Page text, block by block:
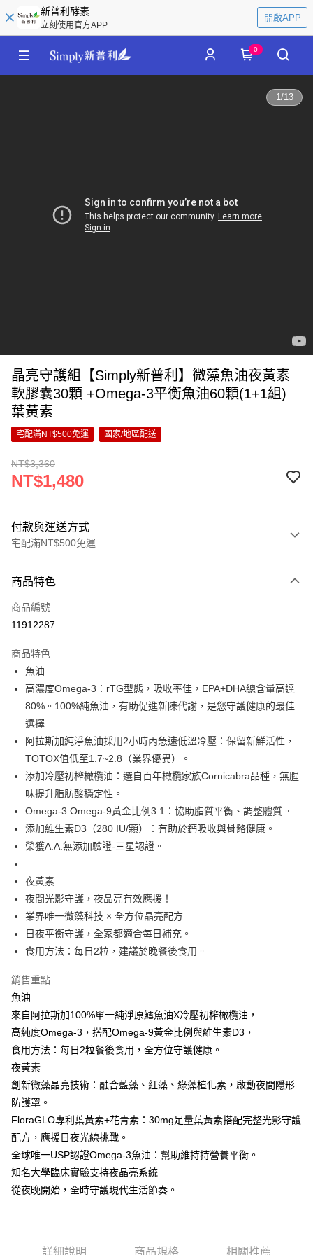
新普利酵素
立刻使用官方APP
開啟APP
0
1/13
晶亮守護組【Simply新普利】微藻魚油夜黃素
軟膠囊30顆 +Omega-3平衡魚油60顆(1+1組)
葉黃素
宅配滿NT$500免運 國家/地區配送
NT$3,360
NT$1,480
付款與運送方式
宅配滿NT$500免運
信用卡一次付款
超商取貨付款
Apple Pay
街口支付
悠遊付
Google Pay
大哥付你分期
相關說明
【大哥付你分期使用說明】
1.本服務由台灣大哥大提供，台灣大哥大用戶可立即使用無須另外申請。
2.付款方式選擇「大哥付你分期」，訂單成立後會自動跳轉到大哥付的交易
流程，驗證手機門號後，選擇欲分期的期數、繳款截止日，確認付款後即完
3.實際核准額度、可分期數及費用金額請依後續交易確認頁面所載為準。
4.訂單成立30分鐘內，如未前往確認交易或遇審核未通過，訂單將自動取
消。如遇「轉專審核」未通過狀況，表示未達大哥付你分期系統評分，恕無
法說明評估內容。
【繳款方式說明】
1.分期款項不併入電信帳單，「大哥付你分期」於每月結算日後寄送繳費提
2.透過簡訊連結打開帳單後，可選擇「超商條碼／台灣大直營門市／銀行轉
【注意事項】
用戶於交易時，得透過本服務購買商品或服務，並由商店將買賣／分期付款
買賣價金債權讓與本公司後，依約使用本公司帳單繳交帳款。
2.基於同意付款使用「大哥付你分期」之契約關係目的，商店將以您的個人
資料（包含姓名、電話或地址）提供予台灣大哥大進項蒐集、處理及利用，
由本公司與您本人進行分期帳單所需資料之確認、核對及更正。
3.完整用戶服務條款，請詳閱以下連結：https://oppay.tw/userRule
AFTEE先享後付
相關說明
【關於「AFTEE先享後付」】
１．簡單：不需註冊會員、不需綁卡、不需儲值。
２．便利：只要手機號碼，簡訊認證，即可結帳。
３．安心：先確認商品／服務後，再付款。
【「AFTEE先享後付」結帳流程】
１．於結帳方式選擇「AFTEE先享後付」後，將跳轉至「AFTEE先享後付」
２．訂單成立數日內，您將收到繳費通知簡訊。
３．收到繳費通知簡訊後14天內，點擊此簡訊中的連結，可透過四大超商／
ATM／網路銀行／等多元方式進行付款，方視為交易完成。
※ 請注意：結帳手續完成當下不需立刻繳費，但若您需要取消訂單，請聯絡
後付繳納相關費用。
※ 交易是否成功請以「AFTEE先享後付 」之結帳頁面顯示為準，若有關於
是否繳費成功／繳費後需取消欲退款等相關疑問，請聯繫「AFTEE先享後付
客戶支援中心」
【注意事項】
易，需依本服務之必要範圍內提供個人資料，並將交易相關給付款項請求債
權轉讓予恩沛科技股份有限公司。
２．關於個人資料處理事宜，請瀏覽以下網址：
https://aftee.tw/terms/#terms3
３．未成年的使用者請事先徵得法定代理人或監護人之同意方可使用
「AFTEE先享後付」，若未經同意申辦者引起之損失，本公司不負相關責
５．嚴禁一人註冊多個帳號或使用他人資訊註冊。若發現惡意使用之情形，
運送方式
全家取貨付款
每筆NT$100，滿NT$600(含以上)免運費
每筆NT$100，滿NT$600(含以上)免運費
萊爾富取貨付款
付款後萊爾富取貨
每筆NT$100，滿NT$600(含以上)免運費
每筆NT$100，滿NT$600(含以上)免運費
付款後7-11取貨
每筆NT$100，滿NT$600(含以上)免運費
宅配
每筆NT$150，滿NT$1,500(含以上)免運費
商品特色
商品編號
11912287
商品特色
魚油
高濃度Omega-3：rTG型態，吸收率佳，EPA+DHA總含量高達
80%。100%純魚油，有助促進新陳代謝，是您守護健康的最佳
選擇
阿拉斯加純淨魚油採用2小時內急速低溫冷壓：保留新鮮活性，
TOTOX值低至1.7~2.8（業界優異）。
添加冷壓初榨橄欖油：選自百年橄欖家族Cornicabra品種，無腥
味提升脂肪酸穩定性。
Omega-3:Omega-9黃金比例3:1：協助脂質平衡、調整體質。
添加維生素D3（280 IU/顆）：有助於鈣吸收與骨骼健康。
榮獲A.A.無添加驗證-三星認證。
夜黃素
夜間光影守護，夜晶亮有效應援！
業界唯一微藻科技 × 全方位晶亮配方
日夜平衡守護，全家都適合每日補充。
食用方法：每日2粒，建議於晚餐後食用。
銷售重點
魚油
來自阿拉斯加100%單一純淨原鱈魚油X冷壓初榨橄欖油，
高純度Omega-3，搭配Omega-9黃金比例與維生素D3，
食用方法：每日2粒餐後食用，全方位守護健康。
夜黃素
創新微藻晶亮技術：融合藍藻、紅藻、綠藻植化素，啟動夜間隱形
防護罩。
FloraGLO專利葉黃素+花青素：30mg足量葉黃素搭配完整光影守護
配方，應援日夜光線挑戰。
全球唯一USP認證Omega-3魚油：幫助維持持營養平衡。
知名大學臨床實驗支持夜晶亮系統
從夜晚開始，全時守護現代生活節奏。
詳細說明 商品規格 相關推薦